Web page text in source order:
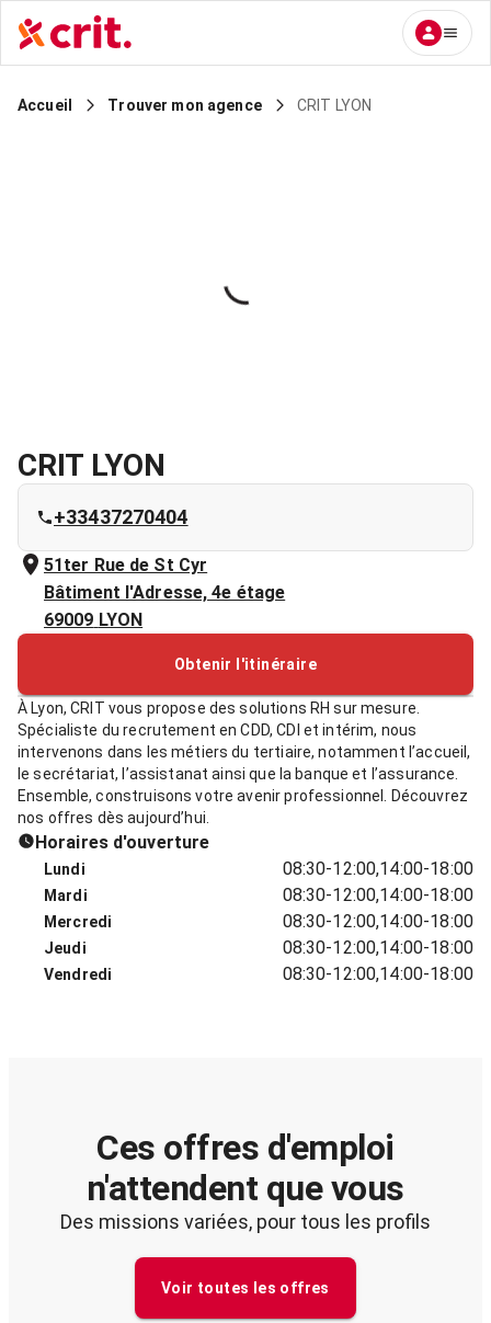
Accueil Trouver mon agence CRIT LYON
CRIT LYON
+33437270404
51ter Rue de St Cyr
Bâtiment l'Adresse, 4e étage
69009 LYON
Obtenir l'itinéraire
À Lyon, CRIT vous propose des solutions RH sur mesure.
Spécialiste du recrutement en CDD, CDI et intérim, nous
intervenons dans les métiers du tertiaire, notamment l’accueil,
le secrétariat, l’assistanat ainsi que la banque et l’assurance.
Ensemble, construisons votre avenir professionnel. Découvrez
nos offres dès aujourd’hui.
Horaires d'ouverture
Lundi 08:30-12:00,14:00-18:00
Mardi 08:30-12:00,14:00-18:00
Mercredi 08:30-12:00,14:00-18:00
Jeudi 08:30-12:00,14:00-18:00
Vendredi 08:30-12:00,14:00-18:00
Ces offres d'emploi
n'attendent que vous
Des missions variées, pour tous les profils
Voir toutes les offres